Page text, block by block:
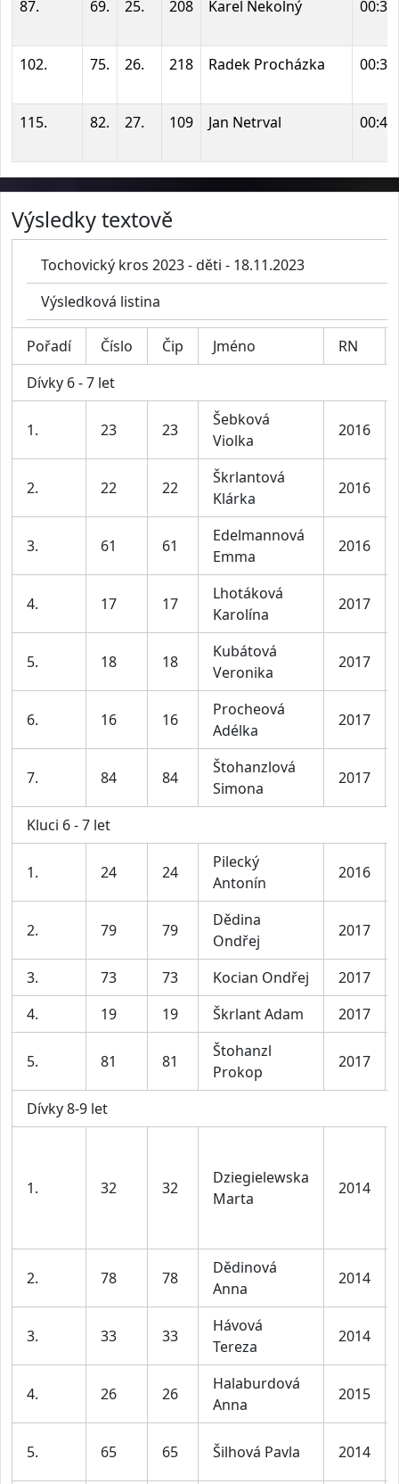
87. 69. 25. 208 Karel Nekolný
102. 75. 26. 218 Radek Procházka
115. 82. 27. 109 Jan Netrval
Výsledky textově
Tochovický kros 2023 - děti - 18.11.2023
Výsledková listina
Pořadí Číslo Čip Jméno
RN
Dívky 6 - 7 let
1. 23 23
Šebková
Violka
2016
2. 22 22
Škrlantová
Klárka
2016
3. 61 61
Edelmannová
Emma
2016
4. 17 17
Lhotáková
Karolína
2017
5. 18 18
Kubátová
Veronika
2017
6. 16 16
Procheová
Adélka
2017
7. 84 84
Štohanzlová
Simona
2017
Kluci 6 - 7 let
1. 24 24
Pilecký
Antonín
2016
2. 79 79
Dědina
Ondřej
2017
3. 73 73 Kocian Ondřej
2017
4.
19 19 Škrlant Adam 2017
5. 81 81
Štohanzl
Prokop
2017
Dívky 8-9 let
1. 32 32
Dziegielewska
Marta
2014
2. 78 78
Dědinová
Anna
2014
3. 33 33
Hávová
Tereza
2014
4. 26 26
Halaburdová
Anna
2015
5. 65 65 Šilhová Pavla 2014